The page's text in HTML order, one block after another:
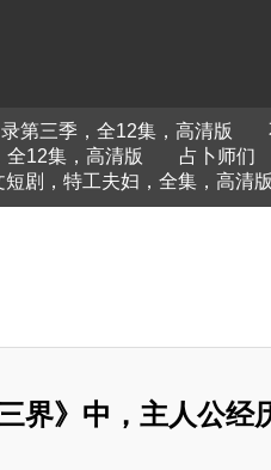
第三季，全12集，高清版
12集，高清版 占卜师们
短剧，特工夫妇，全集，高清版
界》中，主人公经